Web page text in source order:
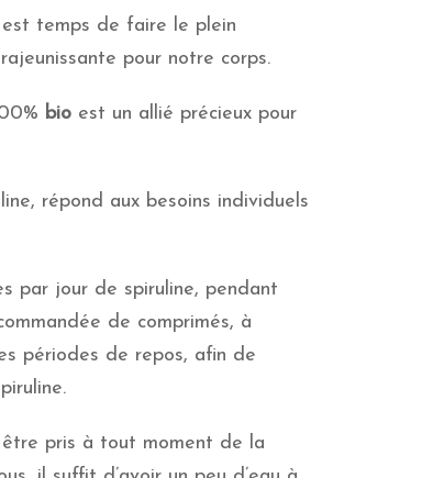
temps de faire le plein
pour notre corps.
bio est un allié précieux pour
répond aux besoins individuels
par jour de spiruline, pendant
de comprimés, à
périodes de repos, afin de
pris à tout moment de la